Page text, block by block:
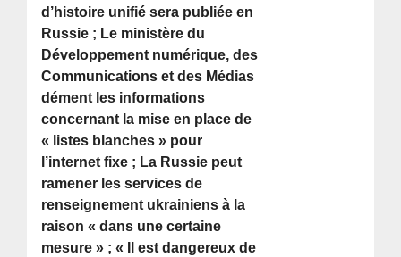
d’histoire unifié sera publiée en
Russie ; Le ministère du
Développement numérique, des
Communications et des Médias
dément les informations
concernant la mise en place de
« listes blanches » pour
l’internet fixe ; La Russie peut
ramener les services de
renseignement ukrainiens à la
raison « dans une certaine
mesure » ; « Il est dangereux de